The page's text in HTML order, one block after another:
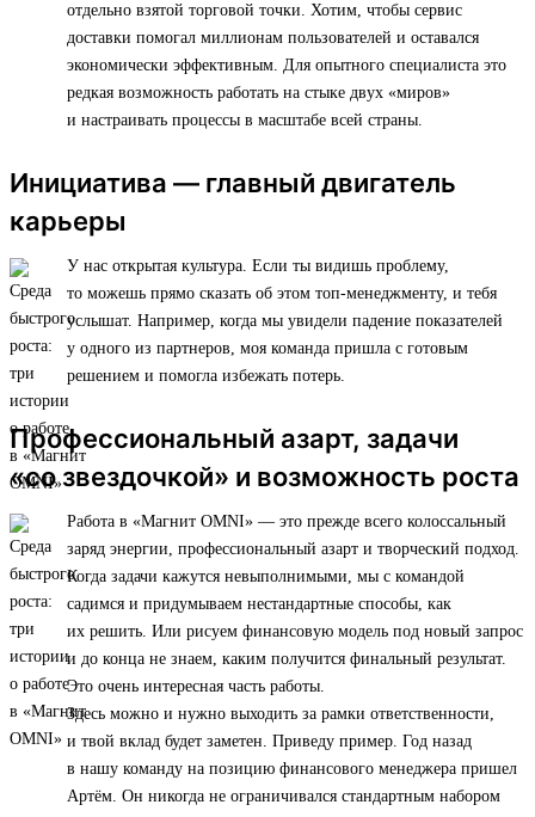
отдельно взятой торговой точки. Хотим, чтобы сервис
доставки помогал миллионам пользователей и оставался
экономически эффективным. Для опытного специалиста это
редкая возможность работать на стыке двух «миров»
и настраивать процессы в масштабе всей страны.
Инициатива — главный двигатель
карьеры
У нас открытая культура. Если ты видишь проблему,
то можешь прямо сказать об этом топ-менеджменту, и тебя
услышат. Например, когда мы увидели падение показателей
у одного из партнеров, моя команда пришла с готовым
решением и помогла избежать потерь.
Профессиональный азарт, задачи
«со звездочкой» и возможность роста
Работа в «Магнит OMNI» — это прежде всего колоссальный
заряд энергии, профессиональный азарт и творческий подход.
Когда задачи кажутся невыполнимыми, мы с командой
садимся и придумываем нестандартные способы, как
их решить. Или рисуем финансовую модель под новый запрос
и до конца не знаем, каким получится финальный результат.
Это очень интересная часть работы.
Здесь можно и нужно выходить за рамки ответственности,
и твой вклад будет заметен. Приведу пример. Год назад
в нашу команду на позицию финансового менеджера пришел
Артём. Он никогда не ограничивался стандартным набором